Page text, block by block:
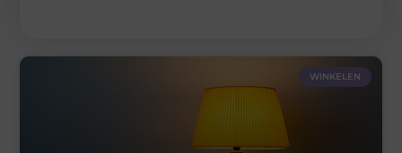
WINKELEN